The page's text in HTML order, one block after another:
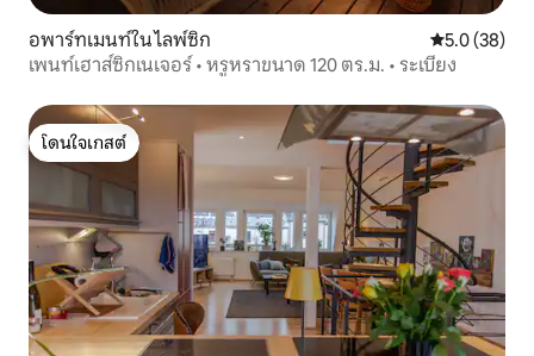
อพาร์ทเมนท์ใน ไลพ์ซิก คะแนนเฉลี่ย
5.0 (38)
เพนท์เฮาส์ซิกเนเจอร์ • หรูหราขนาด 120 ตร.ม. • ระเบียง
โดนใจเกสต์
โดนใจเกสต์